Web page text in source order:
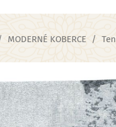
MODERNÉ KOBERCE